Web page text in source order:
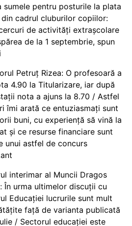
sumele pentru posturile la plata
cadrul cluburilor copiilor:
de activități extrașcolare
de la 1 septembrie, spun
Petruț Rizea: O profesoară a
4.90 la Titularizare, iar după
nota a ajuns la 8.70 / Astfel
îmi arată ce entuziasmați sunt
buni, cu experiență să vină la
și ce resurse financiare sunt
unui astfel de concurs
interimar al Muncii Dragos
În urma ultimelor discuții cu
Educației lucrurile sunt mult
față de varianta publicată
/ Sectorul educației este